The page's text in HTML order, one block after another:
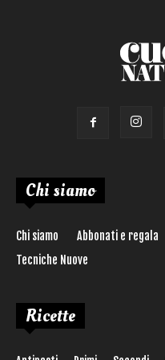
Chi siamo
Chi siamo Abbonati e regala
Tecniche Nuove
Ricette